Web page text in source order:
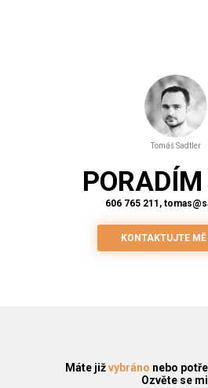
Tomáš Sadtler
606 765 211,
KONTAKTUJTE MĚ
Máte jižvybráno nebo
Ozvěte se